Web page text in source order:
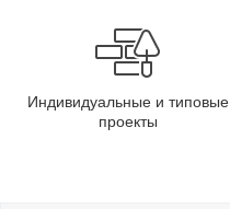
Индивидуальные и типовые
проекты